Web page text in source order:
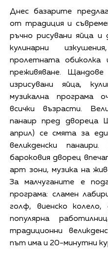
Днес базарите
от традиция и
ръчно рисувани яйца и
кулинарни
пролетната обиколка
преживяване.
изрисувани яйца,
музикална програма
всички възрасти.
панаир пред двореца
април) се смята за
великденски
бароковия дворец
арт зони, музика на
За малчуганите е
програма: сламен
голф, виенско
популярна
традиционни
път има и 20-минутни